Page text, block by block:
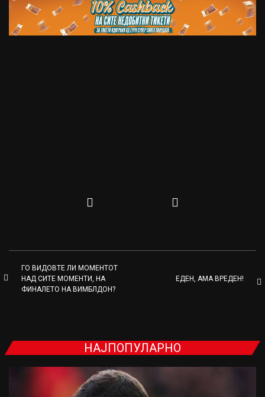
ГО ВИДОВТЕ ЛИ МОМЕНТОТ
НАД СИТЕ МОМЕНТИ, НА
ФИНАЛЕТО НА ВИМБЛДОН?
ЕДЕН, АМА ВРЕДЕН!
НАЈПОПУЛАРНО